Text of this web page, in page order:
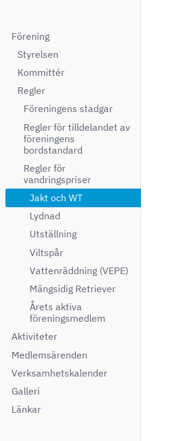
Förening
Styrelsen
Kommittér
Regler
Föreningens stadgar
Regler för tilldelandet av
föreningens
bordstandard
Regler för
vandringspriser
Jakt och WT
Lydnad
Utställning
Viltspår
Vattenräddning (VEPE)
Mängsidig Retriever
Årets aktiva
föreningsmedlem
Aktiviteter
Medlemsärenden
Verksamhetskalender
Galleri
Länkar